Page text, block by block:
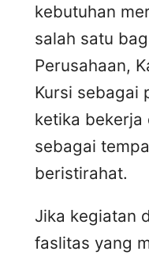
kebutuhan
salah satu
Perusahaan,
Kursi sebagai
ketika bekerja
sebagai
beristirahat.
Jika kegiatan
faslitas yang